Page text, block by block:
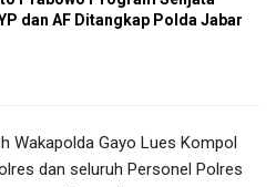
dan AF Ditangkap Polda Jabar
Wakapolda Gayo Lues Kompol
dan seluruh Personel Polres